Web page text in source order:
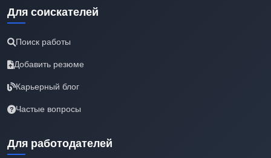
Для соискателей
Поиск работы
Добавить резюме
Карьерный блог
Частые вопросы
Для работодателей